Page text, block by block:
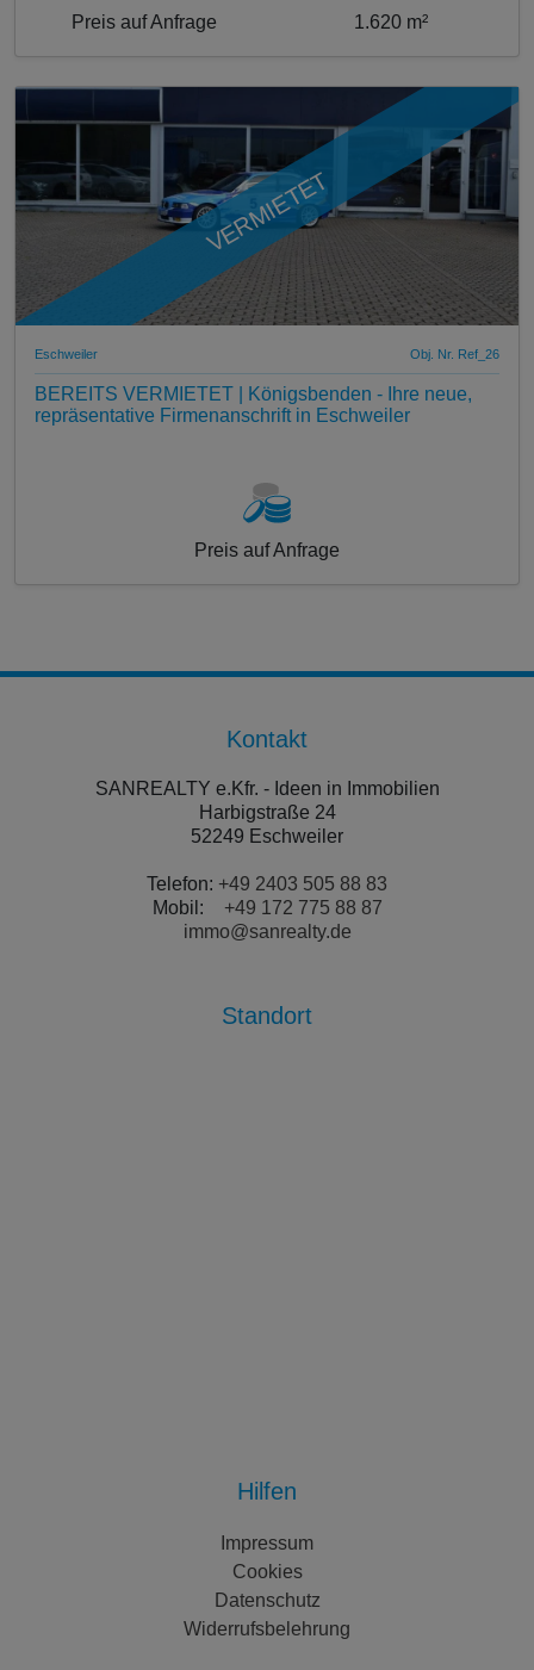
Preis auf Anfrage 1.620 m²
VERMIETET
Eschweiler Obj. Nr. Ref_26
BEREITS VERMIETET | Königsbenden - Ihre neue,
repräsentative Firmenanschrift in Eschweiler
Preis auf Anfrage
Kontakt
SANREALTY e.Kfr. - Ideen in Immobilien
Harbigstraße 24
52249 Eschweiler
Telefon: +49 2403 505 88 83
Mobil:
+49 172 775 88 87
immo@sanrealty.de
Standort
Hilfen
Impressum
Cookies
Datenschutz
Widerrufsbelehrung